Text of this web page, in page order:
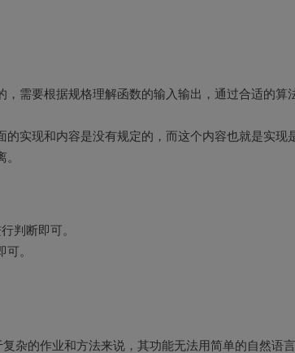
需要根据规格理解函数的输入输出，通过合适的算
实现和内容是没有规定的，而这个内容也就是实现
判断即可。
。
杂的作业和方法来说，其功能无法用简单的自然语